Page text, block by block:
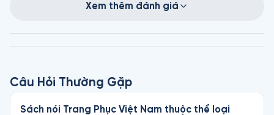
Xem thêm đánh giá
Câu Hỏi Thường Gặp
Sách nói Trang Phục Việt Nam thuộc thể loại